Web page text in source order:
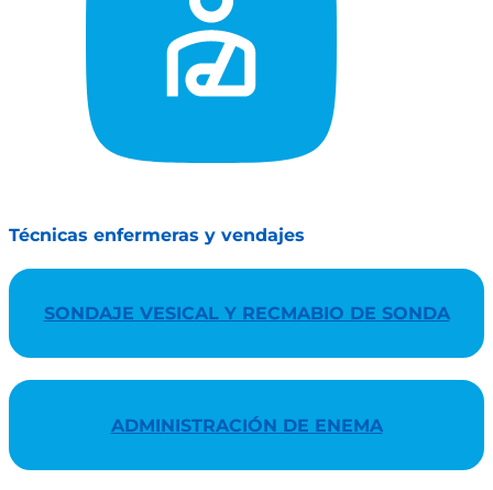
Técnicas enfermeras y vendajes
SONDAJE VESICAL Y RECMABIO DE SONDA
ADMINISTRACIÓN DE ENEMA